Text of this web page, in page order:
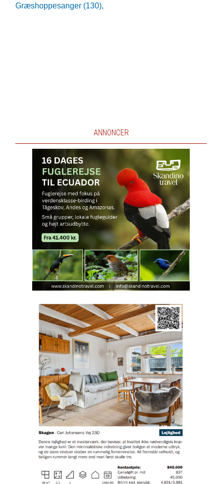
Græshoppesanger (130),
ANNONCER